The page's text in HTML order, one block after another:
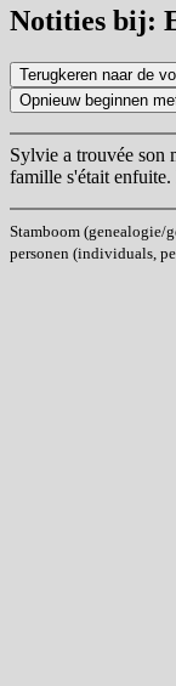
Notities bij:
Sylvie a trouvée son
famille s'était
Stamboom (genealogie/
personen (individuals,